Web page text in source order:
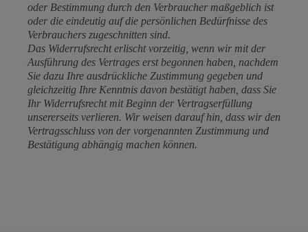
oder Bestimmung durch den Verbraucher maßgeblich ist
oder die eindeutig auf die persönlichen Bedürfnisse des
Verbrauchers zugeschnitten sind.
Das Widerrufsrecht erlischt vorzeitig, wenn wir mit der
Ausführung des Vertrages erst begonnen haben, nachdem
Sie dazu Ihre ausdrückliche Zustimmung gegeben und
gleichzeitig Ihre Kenntnis davon bestätigt haben, dass Sie
Ihr Widerrufsrecht mit Beginn der Vertragserfüllung
unsererseits verlieren. Wir weisen darauf hin, dass wir den
Vertragsschluss von der vorgenannten Zustimmung und
Bestätigung abhängig machen können.